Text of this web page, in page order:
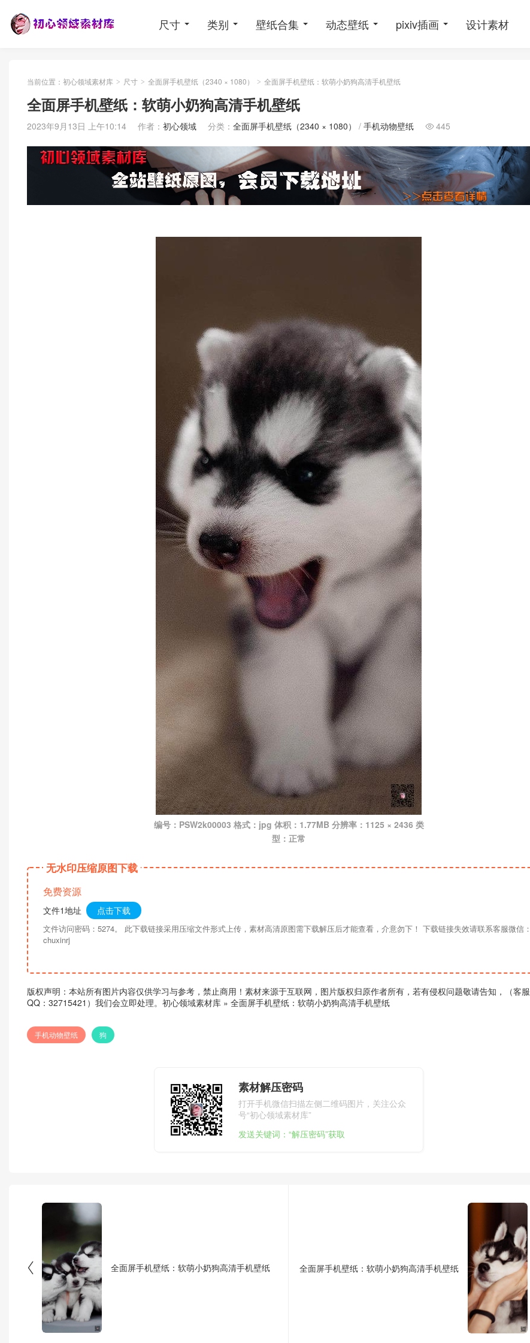
尺寸 类别 壁纸合集 动态壁纸 pixiv插画 设计素材
当前位置： 初心领域素材库 > 尺寸 > 全面屏手机壁纸（2340 × 1080） > 全面屏手机壁纸：软萌小奶狗高清手机壁纸
全面屏手机壁纸：软萌小奶狗高清手机壁纸
2023年9月13日 上午10:14 作者： 初心领域 分类： 全面屏手机壁纸（2340 × 1080） / 手机动物壁纸  445
编号：PSW2k00003 格式：jpg 体积：1.77MB 分辨率：1125 × 2436 类
型：正常
无水印压缩原图下载
免费资源
文件1地址 点击下载
文件访问密码：5274。 此下载链接采用压缩文件形式上传，素材高清原图需下载解压后才能查看，介意勿下！ 下载链接失效请联系客服微信：
chuxinrj
版权声明：本站所有图片内容仅供学习与参考，禁止商用！素材来源于互联网，图片版权归原作者所有，若有侵权问题敬请告知，（客服
QQ：32715421）我们会立即处理。 初心领域素材库 » 全面屏手机壁纸：软萌小奶狗高清手机壁纸
手机动物壁纸 狗
素材解压密码
打开手机微信扫描左侧二维码图片，关注公众
号“初心领域素材库”
发送关键词：“解压密码”获取
 全面屏手机壁纸：软萌小奶狗高清手机壁纸 全面屏手机壁纸：软萌小奶狗高清手机壁纸